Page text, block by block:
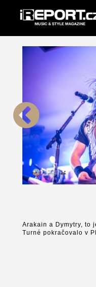
Arakain a Dymytry, to
Turné pokračovalo v